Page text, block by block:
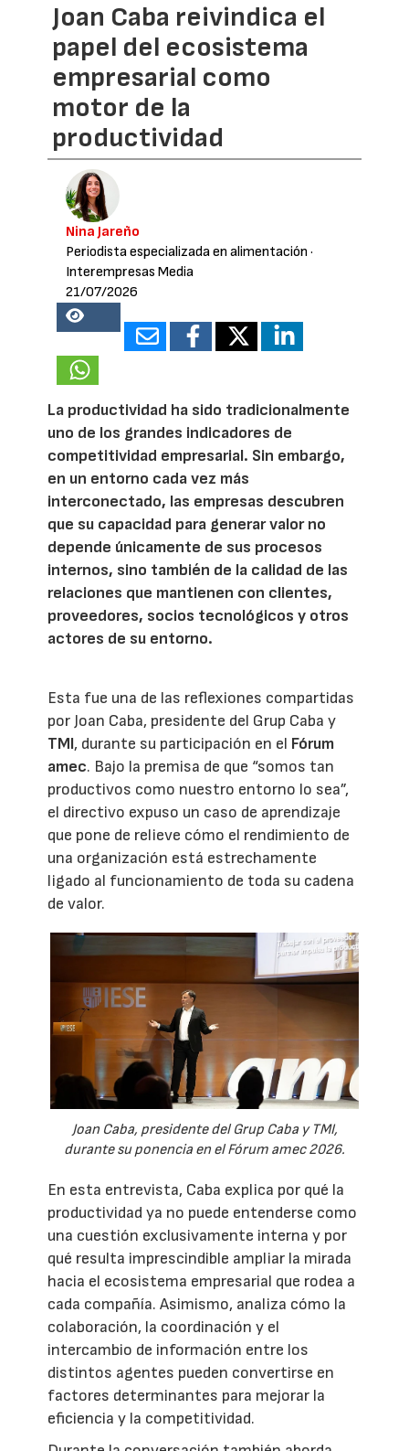
Joan Caba reivindica el
papel del ecosistema
empresarial como
motor de la
productividad
Nina Jareño
Periodista especializada en alimentación ·
Interempresas Media
21/07/2026
17381
La productividad ha sido tradicionalmente
uno de los grandes indicadores de
competitividad empresarial. Sin embargo,
en un entorno cada vez más
interconectado, las empresas descubren
que su capacidad para generar valor no
depende únicamente de sus procesos
internos, sino también de la calidad de las
relaciones que mantienen con clientes,
proveedores, socios tecnológicos y otros
actores de su entorno.
Esta fue una de las reflexiones compartidas
por Joan Caba, presidente del Grup Caba y
TMI, durante su participación en el Fórum
amec. Bajo la premisa de que “somos tan
productivos como nuestro entorno lo sea”,
el directivo expuso un caso de aprendizaje
que pone de relieve cómo el rendimiento de
una organización está estrechamente
ligado al funcionamiento de toda su cadena
de valor.
Joan Caba, presidente del Grup Caba y TMI,
durante su ponencia en el Fórum amec 2026.
En esta entrevista, Caba explica por qué la
productividad ya no puede entenderse como
una cuestión exclusivamente interna y por
qué resulta imprescindible ampliar la mirada
hacia el ecosistema empresarial que rodea a
cada compañía. Asimismo, analiza cómo la
colaboración, la coordinación y el
intercambio de información entre los
distintos agentes pueden convertirse en
factores determinantes para mejorar la
eficiencia y la competitividad.